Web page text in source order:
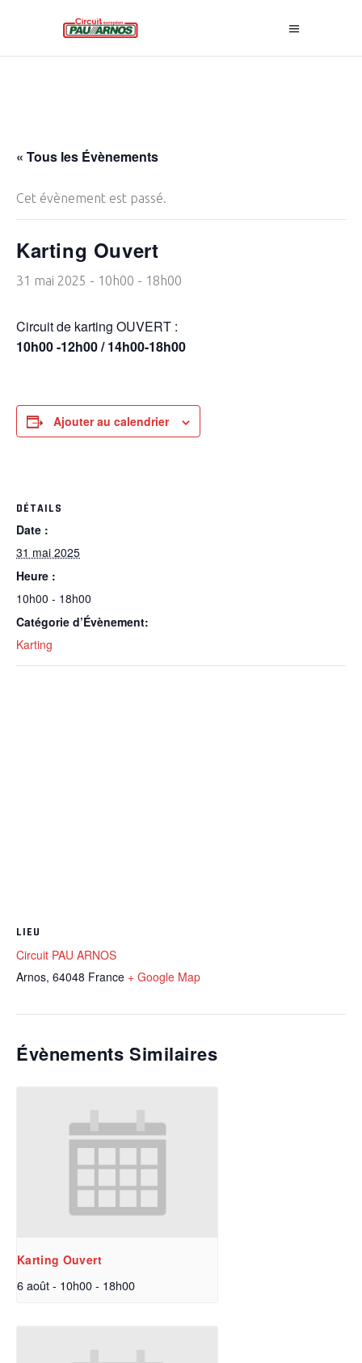
« Tous les Évènements
Cet évènement est passé.
Karting Ouvert
31 mai 2025 - 10h00 - 18h00
Circuit de karting OUVERT :
10h00 -12h00 / 14h00-18h00
Ajouter au calendrier
DÉTAILS
Date :
31 mai 2025
Heure :
10h00 - 18h00
Catégorie d’Évènement:
Karting
LIEU
Circuit PAU ARNOS
Arnos, 64048 France + Google Map
Évènements Similaires
Karting Ouvert
6 août - 10h00- 18h00